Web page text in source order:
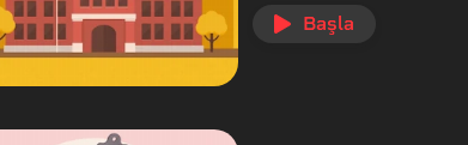
Başla